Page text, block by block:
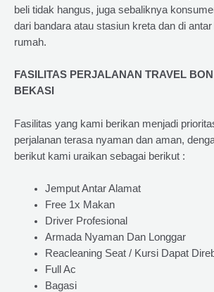
beli tidak hangus, juga sebaliknya
dari bandara atau stasiun kreta dan di
rumah.
FASILITAS PERJALANAN TRAVEL
BEKASI
Fasilitas yang kami berikan menjadi
perjalanan terasa nyaman dan aman,
berikut kami uraikan sebagai berikut :
Jemput Antar Alamat
Free 1x Makan
Driver Profesional
Armada Nyaman Dan Longgar
Reacleaning Seat / Kursi Dapat
Full Ac
Bagasi